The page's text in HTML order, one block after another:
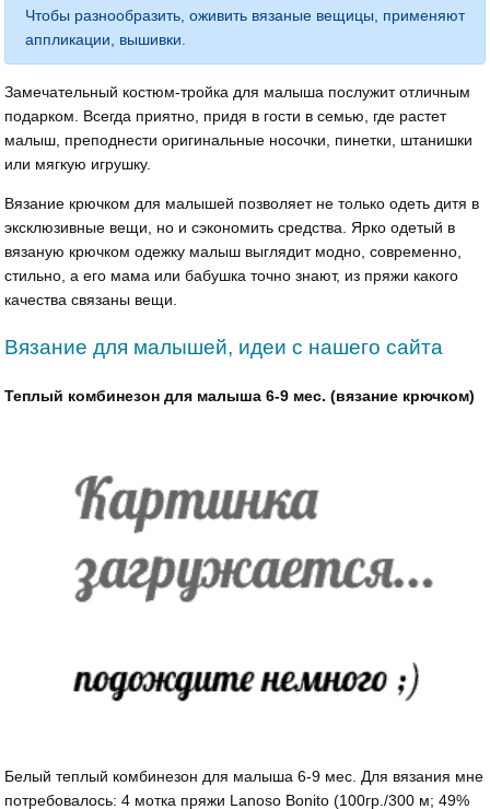
Чтобы разнообразить, оживить вязаные вещицы, применяют
аппликации, вышивки.
Замечательный костюм-тройка для малыша послужит отличным
подарком. Всегда приятно, придя в гости в семью, где растет
малыш, преподнести оригинальные носочки, пинетки, штанишки
или мягкую игрушку.
Вязание крючком для малышей позволяет не только одеть дитя в
эксклюзивные вещи, но и сэкономить средства. Ярко одетый в
вязаную крючком одежку малыш выглядит модно, современно,
стильно, а его мама или бабушка точно знают, из пряжи какого
качества связаны вещи.
Вязание для малышей, идеи с нашего сайта
Теплый комбинезон для малыша 6-9 мес. (вязание крючком)
Белый теплый комбинезон для малыша 6-9 мес. Для вязания мне
потребовалось: 4 мотка пряжи Lanoso Bonito (100гр./300 м; 49%